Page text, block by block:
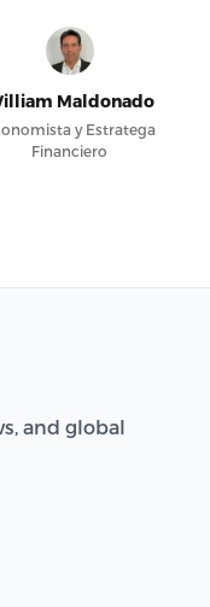
Maldonado
y Estratega
Financiero
and global